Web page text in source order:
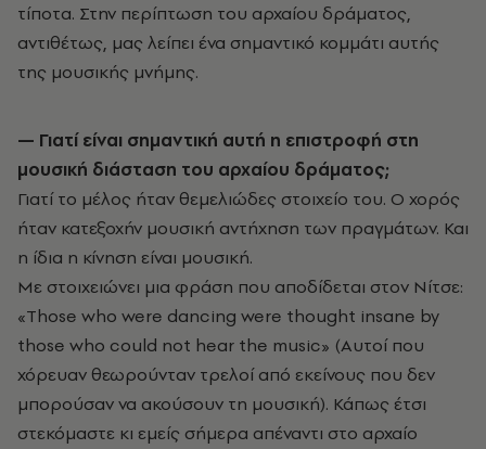
τίποτα. Στην περίπτωση του αρχαίου δράματος,
αντιθέτως, μας λείπει ένα σημαντικό κομμάτι αυτής
της μουσικής μνήμης.
— Γιατί είναι σημαντική αυτή η επιστροφή στη
μουσική διάσταση του αρχαίου δράματος;
Γιατί το μέλος ήταν θεμελιώδες στοιχείο του. Ο χορός
ήταν κατεξοχήν μουσική αντήχηση των πραγμάτων. Και
η ίδια η κίνηση είναι μουσική.
Με στοιχειώνει μια φράση που αποδίδεται στον Νίτσε:
«Those who were dancing were thought insane by
those who could not hear the music» (Αυτοί που
χόρευαν θεωρούνταν τρελοί από εκείνους που δεν
μπορούσαν να ακούσουν τη μουσική). Κάπως έτσι
στεκόμαστε κι εμείς σήμερα απέναντι στο αρχαίο